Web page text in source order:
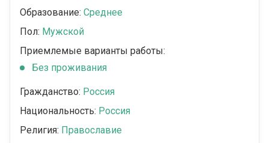
Образование: Среднее
Пол: Мужской
Приемлемые варианты работы:
Без проживания
Гражданство: Россия
Национальность: Россия
Религия: Православие